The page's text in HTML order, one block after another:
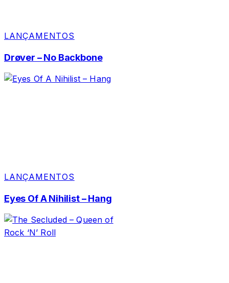
LANÇAMENTOS
Drøver – No Backbone
LANÇAMENTOS
Eyes Of A Nihilist – Hang